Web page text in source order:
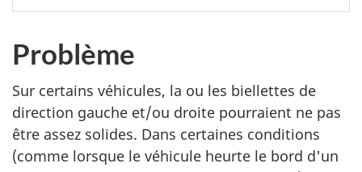
Problème
Sur certains véhicules, la ou les biellettes de
direction gauche et/ou droite pourraient ne pas
être assez solides. Dans certaines conditions
(comme lorsque le véhicule heurte le bord d'un